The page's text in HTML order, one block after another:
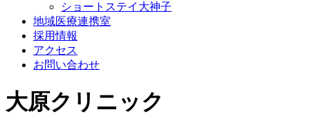
ショートステイ大神子
地域医療連携室
採用情報
アクセス
お問い合わせ
大原クリニック